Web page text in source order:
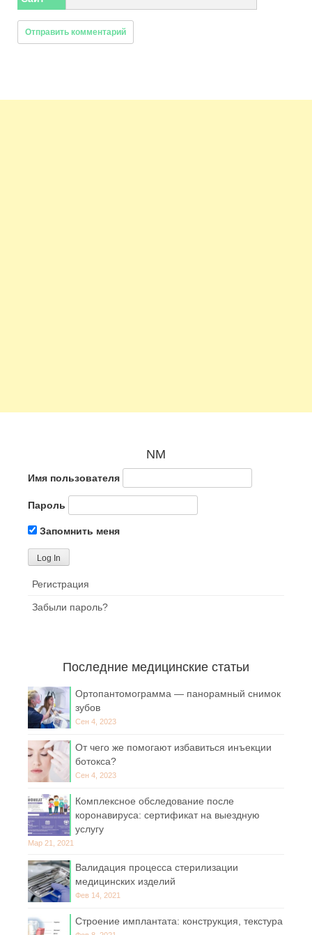
NM
Имя пользователя
Пароль
Запомнить меня
Регистрация
Забыли пароль?
Последние медицинские статьи
Ортопантомограмма — панорамный снимок
зубов
Сен 4, 2023
От чего же помогают избавиться инъекции
ботокса?
Сен 4, 2023
Комплексное обследование после
коронавируса: сертификат на выездную
услугу
Мар 21, 2021
Валидация процесса стерилизации
медицинских изделий
Фев 14, 2021
Строение имплантата: конструкция, текстура